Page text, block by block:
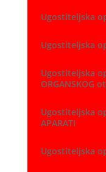
Ugostiteljska
Ugostiteljska
Ugostiteljska
ORGANSKOG
Ugostiteljska
APARATI
Ugostiteljska